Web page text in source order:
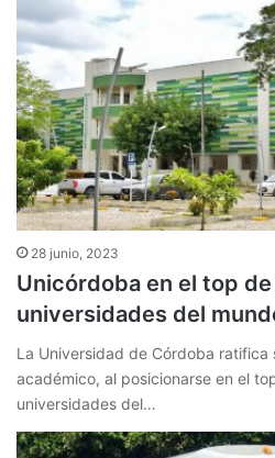
28 junio, 2023
Unicórdoba en el top
universidades del
La Universidad de Córdoba
académico, al posicionarse en el
universidades del…